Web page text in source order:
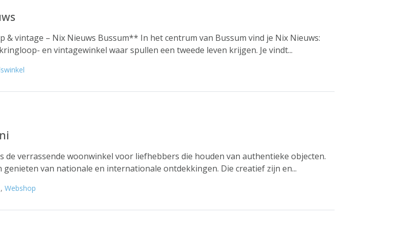
& vintage – Nix Nieuws Bussum** In het centrum van Bussum vind je Nix Nieuws:
en vintagewinkel waar spullen een tweede leven krijgen. Je vindt...
de verrassende woonwinkel voor liefhebbers die houden van authentieke objecten.
genieten van nationale en internationale ontdekkingen. Die creatief zijn en...
, Webshop